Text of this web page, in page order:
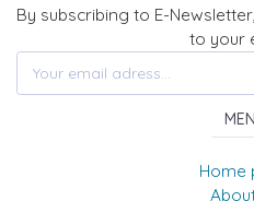
By subscribing to E-
to your
Home